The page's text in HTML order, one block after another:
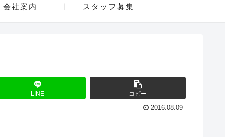
会社案内 スタッフ募集
LINE コピー
2016.08.09